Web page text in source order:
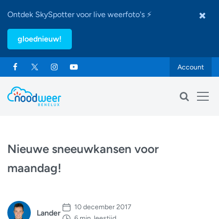
Ontdek SkySpotter voor live weerfoto's ⚡
gloednieuw!
Account
Nieuwe sneeuwkansen voor
maandag!
Lander
10 december 2017